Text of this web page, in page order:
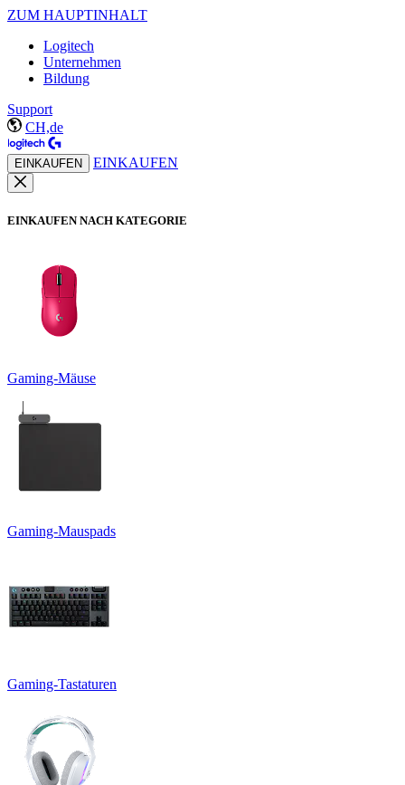
ZUM HAUPTINHALT
Logitech
Unternehmen
Bildung
Support
CH,de
EINKAUFEN EINKAUFEN
EINKAUFEN NACH KATEGORIE
Gaming-Mäuse
Gaming-Mauspads
Gaming-Tastaturen